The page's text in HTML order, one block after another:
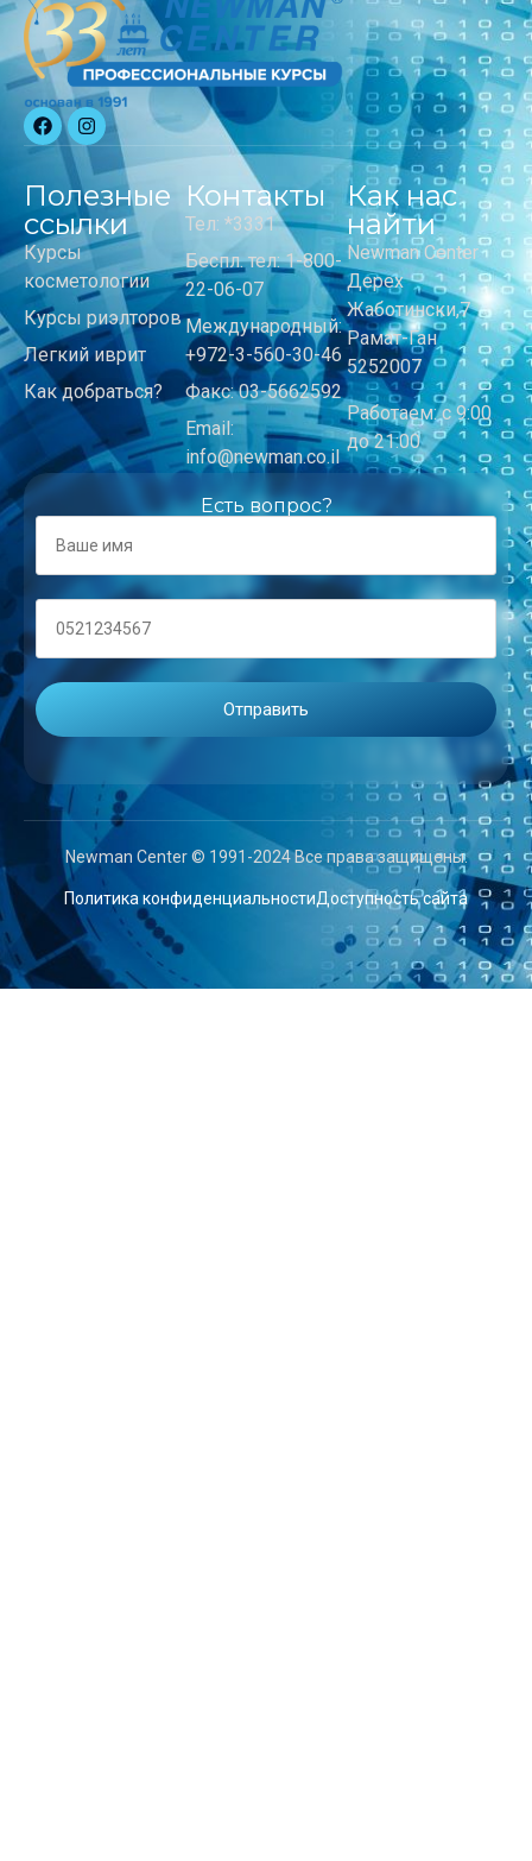
Полезные
ссылки
Курсы
косметологии
Курсы риэлторов
Легкий иврит
Как добраться?
Контакты
Тел: *3331
Беспл. тел: 1-800-
22-06-07
Международный:
+972-3-560-30-46
Факс: 03-5662592
Email:
info@newman.co.il
Как нас
найти
Newman Center
Дерех
Жаботински,7
Рамат-Ган
5252007
Работаем: с 9:00
до 21:00
Есть вопрос?
Newman Center © 1991-2024 Все права защищены.
Политика конфиденциальностиДоступность сайта